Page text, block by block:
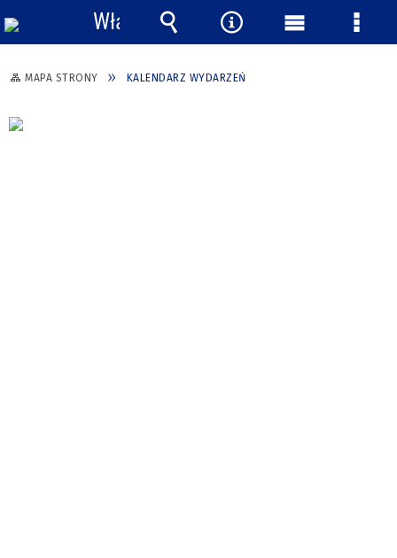
MAPA STRONY KALENDARZ WYDARZEŃ
Włącz
powiadomienia
Wyszukiwarka
Narzędzia
Menu Menu